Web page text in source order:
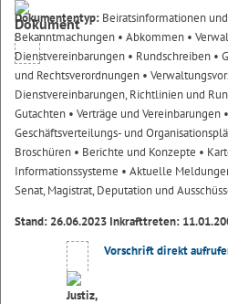
Dokumententyp: Beiratsinformationen
Bekanntmachungen • Abkommen •
Dienstvereinbarungen • Rundschreiben •
und Rechtsverordnungen •
Dienstvereinbarungen, Richtlinien und
Gutachten • Verträge und Vereinbarungen
Geschäftsverteilungs- und
Broschüren • Berichte und Konzepte •
Informationssysteme • Aktuelle
Senat, Magistrat, Deputation und
Stand: 26.06.2023 Inkrafttreten:
Vorschrift direkt